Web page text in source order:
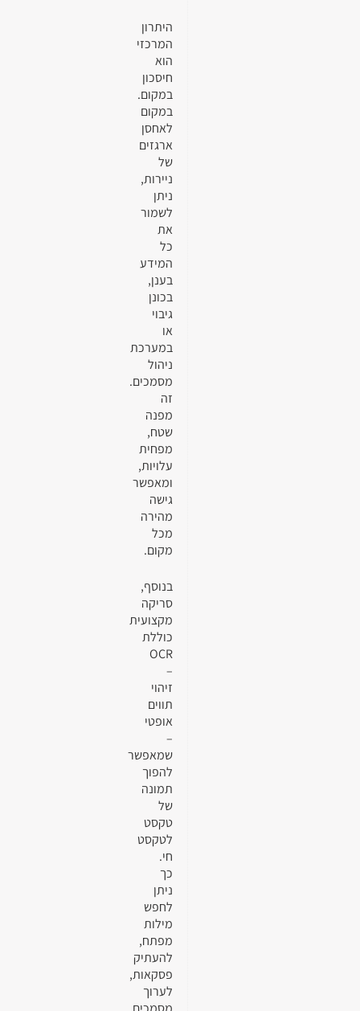
היתרון
המרכזי
הוא
חיסכון
במקום.
במקום
לאחסן
ארגזים
של
ניירות,
ניתן
לשמור
את
כל
המידע
בענן,
בכונן
גיבוי
או
במערכת
ניהול
מסמכים.
זה
מפנה
שטח,
מפחית
עלויות,
ומאפשר
גישה
מהירה
מכל
מקום.
בנוסף,
סריקה
מקצועית
כוללת
OCR
–
זיהוי
תווים
אופטי
–
שמאפשר
להפוך
תמונה
של
טקסט
לטקסט
חי.
כך
ניתן
לחפש
מילות
מפתח,
להעתיק
פסקאות,
לערוך